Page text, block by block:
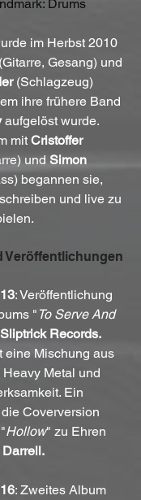
Drums
im Herbst 2010
Gesang) und
(Schlagzeug)
ihre frühere Band
aufgelöst wurde.
mit Cristoffer
und Simon
begannen sie,
und live zu
Veröffentlichungen
: Veröffentlichung
" To Serve And
Sliptrick Records.
eine Mischung aus
Metal und
Ein
Coverversion
Hollow" zu Ehren
: Zweites Album